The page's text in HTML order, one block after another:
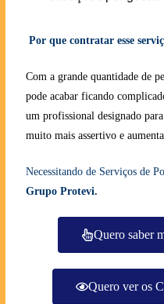
Por que contratar esse
Com a grande quantidade de
pode acabar ficando
um profissional designado
muito mais assertivo e aumenta
Necessitando de Serviços de
Grupo Protevi.
Quero saber
Quero ver os